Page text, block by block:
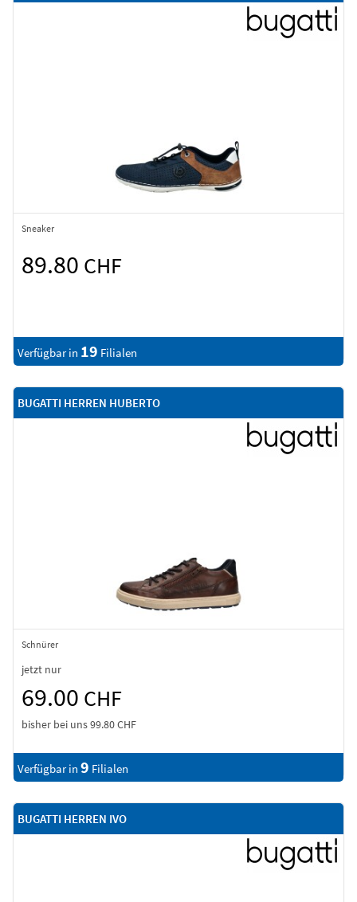
Sneaker
89.80 CHF
Verfügbar in 19 Filialen
BUGATTI HERREN HUBERTO
Schnürer
jetzt nur
69.00 CHF
bisher bei uns99.80 CHF
Verfügbar in 9 Filialen
BUGATTI HERREN IVO